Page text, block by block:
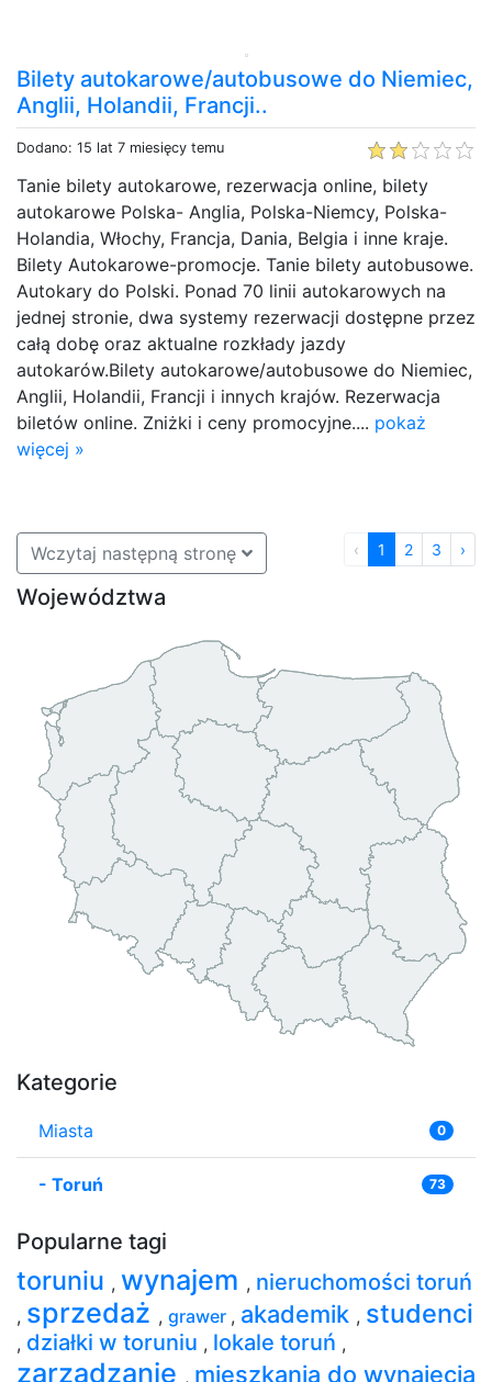
Bilety autokarowe/autobusowe do Niemiec,
Anglii, Holandii, Francji..
Dodano: 15 lat 7 miesięcy temu
Tanie bilety autokarowe, rezerwacja online, bilety
autokarowe Polska- Anglia, Polska-Niemcy, Polska-
Holandia, Włochy, Francja, Dania, Belgia i inne kraje.
Bilety Autokarowe-promocje. Tanie bilety autobusowe.
Autokary do Polski. Ponad 70 linii autokarowych na
jednej stronie, dwa systemy rezerwacji dostępne przez
całą dobę oraz aktualne rozkłady jazdy
autokarów.Bilety autokarowe/autobusowe do Niemiec,
Anglii, Holandii, Francji i innych krajów. Rezerwacja
biletów online. Zniżki i ceny promocyjne.... pokaż
więcej »
Wczytaj następną stronę ‹ 1 2 3 ›
Województwa
Kategorie
Miasta 0
- Toruń 73
Popularne tagi
toruniu , wynajem , nieruchomości toruń
, sprzedaż , grawer , akademik , studenci
, działki w toruniu , lokale toruń ,
zarządzanie , mieszkania do wynajęcia